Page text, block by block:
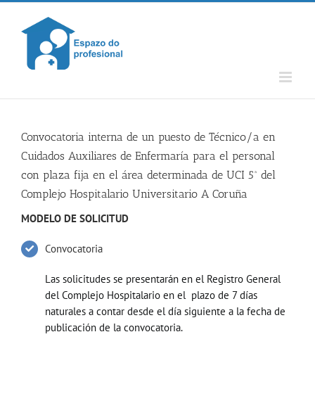
Skip
content
Convocatoria interna de un puesto de Técnico/a en
Cuidados Auxiliares de Enfermaría para el personal
con plaza fija en el área determinada de UCI 5ª del
Complejo Hospitalario Universitario A Coruña
MODELO DE SOLICITUD
Convocatoria
Las solicitudes se presentarán en el Registro General
del Complejo Hospitalario en el plazo de 7 días
naturales a contar desde el día siguiente a la fecha de
publicación de la convocatoria.